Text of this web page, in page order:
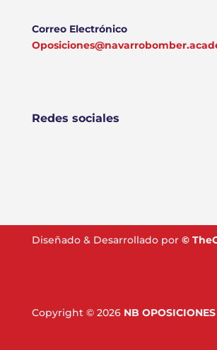
Correo Electrónico
Redes sociales
Diseñado & Desarrollado por ©
Copyright © 2026 NB OPOSICIONES